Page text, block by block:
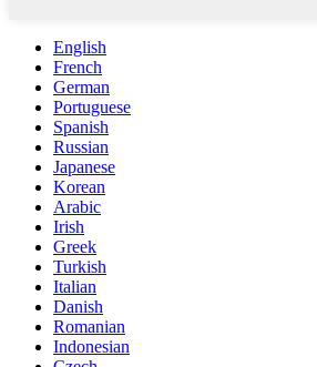
English
French
German
Portuguese
Spanish
Russian
Japanese
Korean
Arabic
Irish
Greek
Turkish
Italian
Danish
Romanian
Indonesian